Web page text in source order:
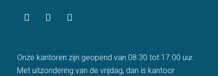
Onze kantoren zijn geopend van 08.30 tot 17.00 uur.
Met uitzondering van de vrijdag, dan is kantoor